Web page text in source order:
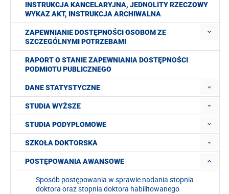
INSTRUKCJA KANCELARYJNA, JEDNOLITY RZECZOWY
WYKAZ AKT, INSTRUKCJA ARCHIWALNA
ZAPEWNIANIE DOSTĘPNOŚCI OSOBOM ZE
SZCZEGÓLNYMI POTRZEBAMI
RAPORT O STANIE ZAPEWNIANIA DOSTĘPNOŚCI
PODMIOTU PUBLICZNEGO
DANE STATYSTYCZNE
STUDIA WYŻSZE
STUDIA PODYPLOMOWE
SZKOŁA DOKTORSKA
POSTĘPOWANIA AWANSOWE
Sposób postępowania w sprawie nadania stopnia
doktora oraz stopnia doktora habilitowanego